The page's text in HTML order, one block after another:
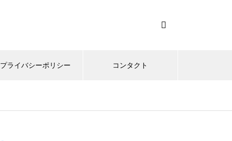
プライバシーポリシー コンタクト